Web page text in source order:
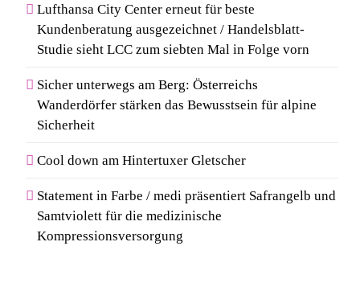
Lufthansa City Center erneut für beste
Kundenberatung ausgezeichnet / Handelsblatt-
Studie sieht LCC zum siebten Mal in Folge vorn
Sicher unterwegs am Berg: Österreichs
Wanderdörfer stärken das Bewusstsein für alpine
Sicherheit
Cool down am Hintertuxer Gletscher
Statement in Farbe / medi präsentiert Safrangelb und
Samtviolett für die medizinische
Kompressionsversorgung